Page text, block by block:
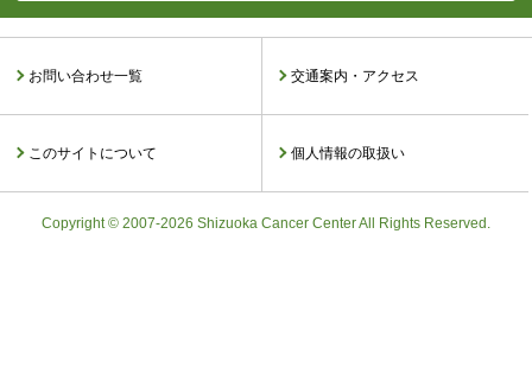
お問い合わせ一覧 交通案内・アクセス
このサイトについて 個人情報の取扱い
Copyright © 2007-2026 Shizuoka Cancer Center All Rights Reserved.